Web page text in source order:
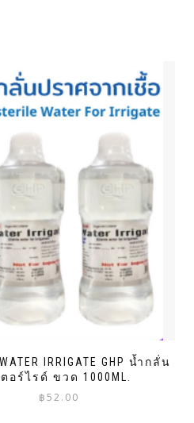
IRRIGATE GHP น้ำกลั่น
อร์ไรด์ ขวด 1000ML.
฿52.00